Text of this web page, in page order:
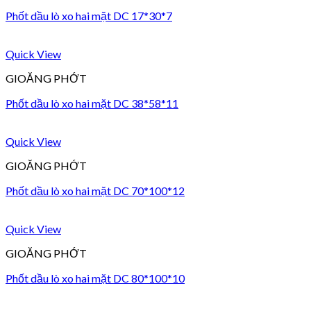
Phốt dầu lò xo hai mặt DC 17*30*7
Quick View
GIOĂNG PHỚT
Phốt dầu lò xo hai mặt DC 38*58*11
Quick View
GIOĂNG PHỚT
Phốt dầu lò xo hai mặt DC 70*100*12
Quick View
GIOĂNG PHỚT
Phốt dầu lò xo hai mặt DC 80*100*10